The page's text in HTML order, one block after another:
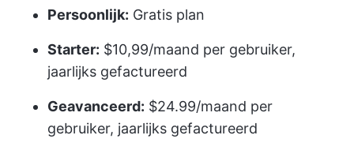
Persoonlijk: Gratis plan
Starter: $10,99/maand per gebruiker,
jaarlijks gefactureerd
Geavanceerd: $24.99/maand per
gebruiker, jaarlijks gefactureerd